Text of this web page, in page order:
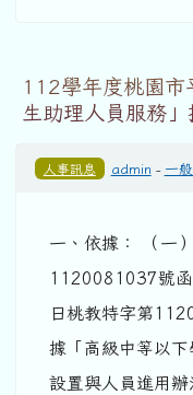
112學年度桃園市
生助理人員服務
人事訊息 admin - 一
一、依據： （一
1120081037號
日桃教特字第
據「高級中等以
設置與人員進用